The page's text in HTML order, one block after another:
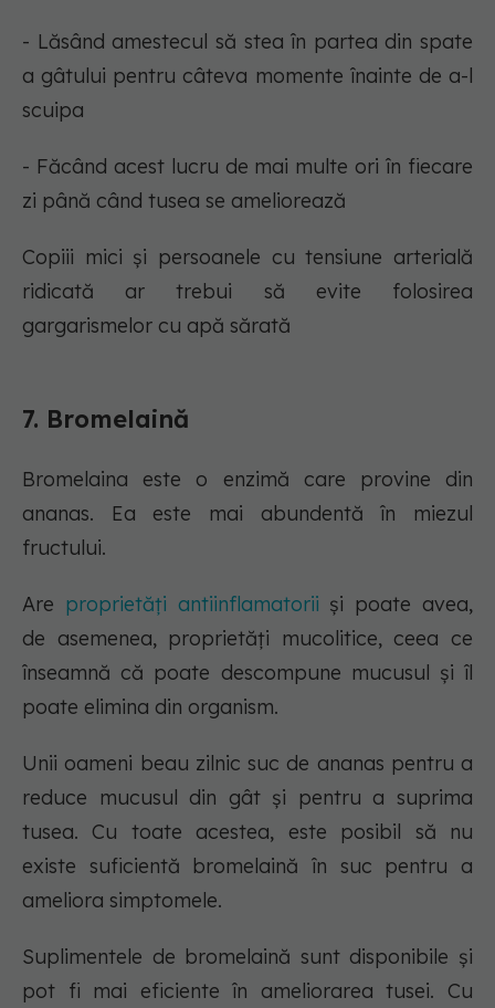
- Lăsând amestecul să stea în partea din spate
a gâtului pentru câteva momente înainte de a-l
scuipa
- Făcând acest lucru de mai multe ori în fiecare
zi până când tusea se ameliorează
Copiii mici și persoanele cu tensiune arterială
ridicată ar trebui să evite folosirea
gargarismelor cu apă sărată
7. Bromelaină
Bromelaina este o enzimă care provine din
ananas. Ea este mai abundentă în miezul
fructului.
Are proprietăți antiinflamatorii și poate avea,
de asemenea, proprietăți mucolitice, ceea ce
înseamnă că poate descompune mucusul și îl
poate elimina din organism.
Unii oameni beau zilnic suc de ananas pentru a
reduce mucusul din gât și pentru a suprima
tusea. Cu toate acestea, este posibil să nu
existe suficientă bromelaină în suc pentru a
ameliora simptomele.
Suplimentele de bromelaină sunt disponibile și
pot fi mai eficiente în ameliorarea tusei. Cu